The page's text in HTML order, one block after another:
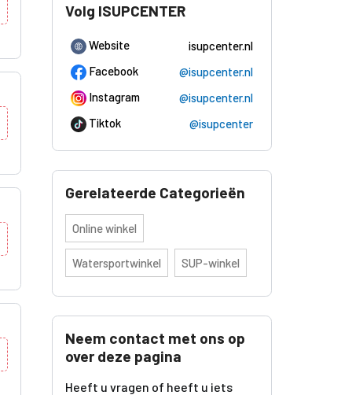
Volg ISUPCENTER
Website
isupcenter.nl
Facebook
@isupcenter.nl
Instagram
@isupcenter.nl
Tiktok
@isupcenter
Gerelateerde Categorieën
Online winkel
Watersportwinkel SUP-winkel
Neem contact met ons op
over deze pagina
Heeft u vragen of heeft u iets